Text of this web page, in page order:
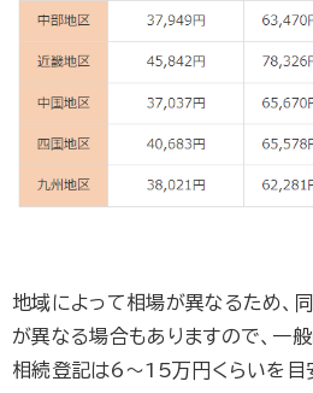
地域によって相場が異なるため、
が異なる場合もありますので、一
相続登記は6～15万円くらいを目